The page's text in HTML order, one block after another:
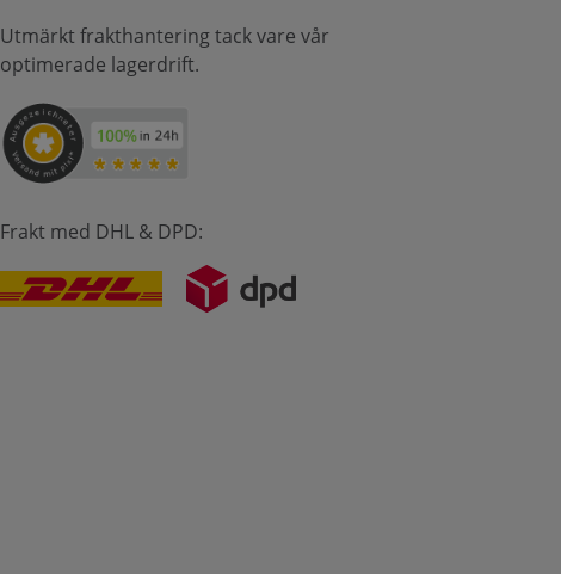
Utmärkt frakthantering tack vare vår
optimerade lagerdrift.
Frakt med DHL & DPD: